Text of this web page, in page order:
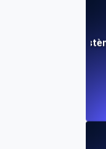
pour les